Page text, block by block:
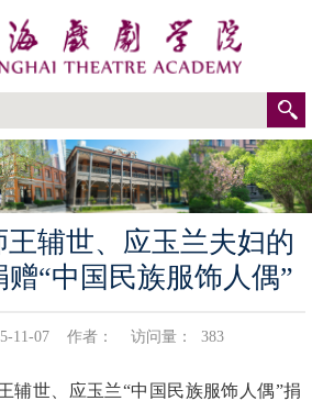
辅世、应玉兰夫妇的
“中国民族服饰人偶”
11-07 作者： 访问量： 383
辅世、应玉兰“中国民族服饰人偶”捐